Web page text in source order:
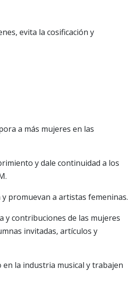
evita la cosificación y
a más mujeres en las
y dale continuidad a los
promuevan a artistas femeninas.
y contribuciones de las mujeres
invitadas, artículos y
la industria musical y trabajen